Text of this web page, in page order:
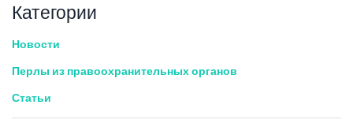
Категории
Новости
Перлы из правоохранительных органов
Статьи